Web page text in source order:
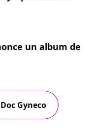
un album de
Gyneco